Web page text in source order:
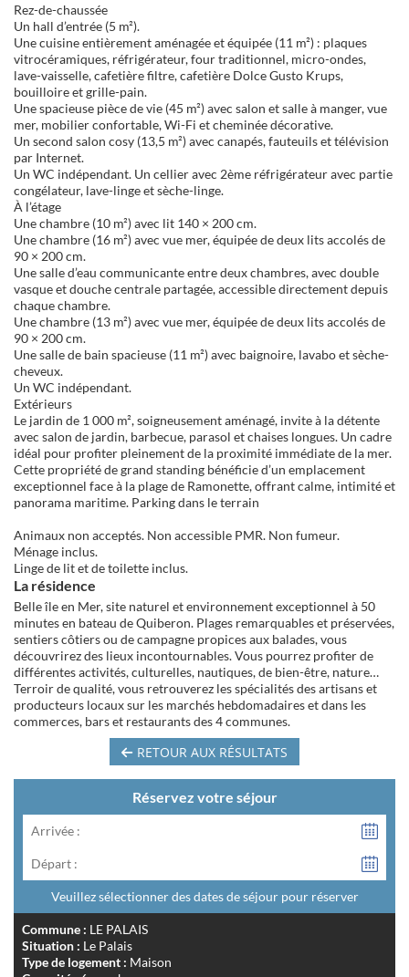
Rez-de-chaussée
Un hall d’entrée (5 m²).
Une cuisine entièrement aménagée et équipée (11 m²) : plaques
vitrocéramiques, réfrigérateur, four traditionnel, micro-ondes,
lave-vaisselle, cafetière filtre, cafetière Dolce Gusto Krups,
bouilloire et grille-pain.
Une spacieuse pièce de vie (45 m²) avec salon et salle à manger, vue
mer, mobilier confortable, Wi-Fi et cheminée décorative.
Un second salon cosy (13,5 m²) avec canapés, fauteuils et télévision
par Internet.
Un WC indépendant. Un cellier avec 2ème réfrigérateur avec partie
congélateur, lave-linge et sèche-linge.
À l’étage
Une chambre (10 m²) avec lit 140 × 200 cm.
Une chambre (16 m²) avec vue mer, équipée de deux lits accolés de
90 × 200 cm.
Une salle d’eau communicante entre deux chambres, avec double
vasque et douche centrale partagée, accessible directement depuis
chaque chambre.
Une chambre (13 m²) avec vue mer, équipée de deux lits accolés de
90 × 200 cm.
Une salle de bain spacieuse (11 m²) avec baignoire, lavabo et sèche-
cheveux.
Un WC indépendant.
Extérieurs
Le jardin de 1 000 m², soigneusement aménagé, invite à la détente
avec salon de jardin, barbecue, parasol et chaises longues. Un cadre
idéal pour profiter pleinement de la proximité immédiate de la mer.
Cette propriété de grand standing bénéficie d’un emplacement
exceptionnel face à la plage de Ramonette, offrant calme, intimité et
panorama maritime. Parking dans le terrain
Animaux non acceptés. Non accessible PMR. Non fumeur.
Ménage inclus.
Linge de lit et de toilette inclus.
La résidence
Belle île en Mer, site naturel et environnement exceptionnel à 50
minutes en bateau de Quiberon. Plages remarquables et préservées,
sentiers côtiers ou de campagne propices aux balades, vous
découvrirez des lieux incontournables. Vous pourrez profiter de
différentes activités, culturelles, nautiques, de bien-être, nature…
Terroir de qualité, vous retrouverez les spécialités des artisans et
producteurs locaux sur les marchés hebdomadaires et dans les
commerces, bars et restaurants des 4 communes.
RETOUR AUX RÉSULTATS
Réservez votre séjour
Veuillez sélectionner des dates de séjour pour réserver
Commune : LE PALAIS
Situation : Le Palais
Type de logement : Maison